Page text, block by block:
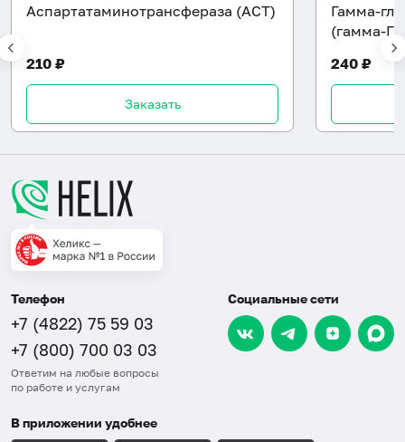
Аспартатаминотрансфераза (АСТ)
210 ₽
Заказать
Гамма-
(гамма-
240 ₽
Телефон
+7 (4822) 75 59 03
+7 (800) 700 03 03
Ответим на любые вопросы
по работе и услугам
Социальные сети
В приложении удобнее